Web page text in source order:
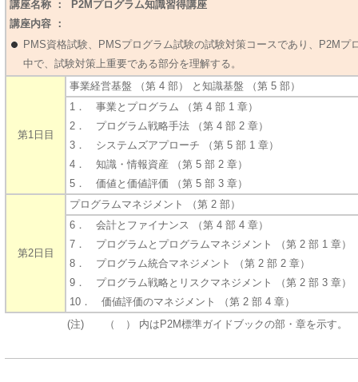
講座名称 ： P2Mプログラム知識習得講座
講座内容 ：
PMS資格試験、PMSプログラム試験の試験対策コースであり、P2Mプ
中で、試験対策上重要である部分を理解する。
第1日目
事業経営基盤 （第 4 部） と知識基盤 （第 5 部）
1． 事業とプログラム （第 4 部 1 章）
2． プログラム戦略手法 （第 4 部 2 章）
3． システムズアプローチ （第 5 部 1 章）
4． 知識・情報資産 （第 5 部 2 章）
5． 価値と価値評価 （第 5 部 3 章）
第2日目
プログラムマネジメント （第 2 部）
6． 会計とファイナンス （第 4 部 4 章）
7． プログラムとプログラムマネジメント （第 2 部 1 章）
8． プログラム統合マネジメント （第 2 部 2 章）
9． プログラム戦略とリスクマネジメント （第 2 部 3 章）
10． 価値評価のマネジメント （第 2 部 4 章）
(注) （ ） 内はP2M標準ガイドブックの部・章を示す。